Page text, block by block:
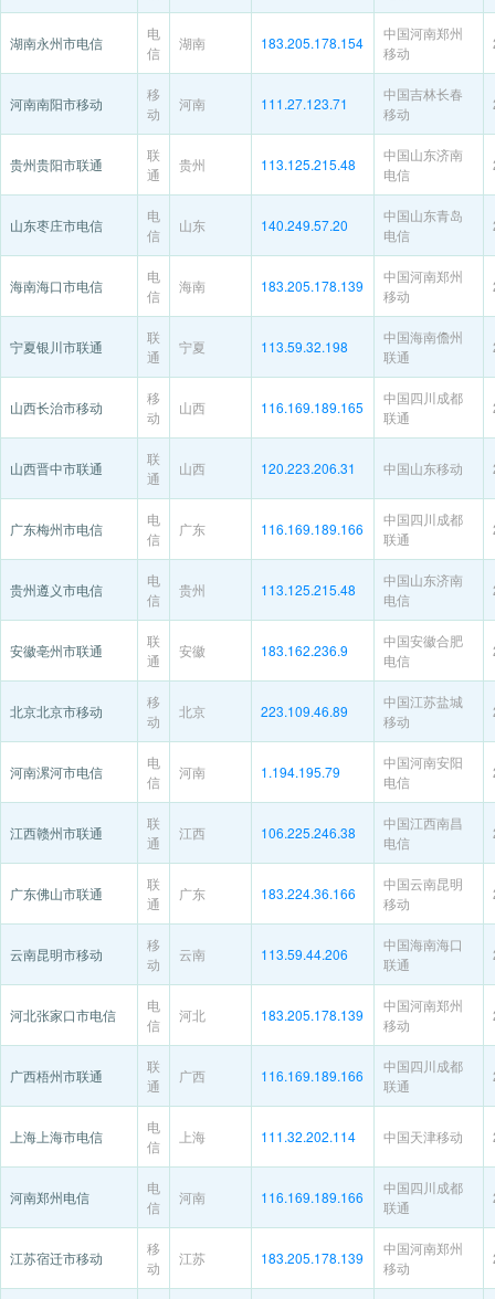
湖南永州市电信
电
信
湖南 183.205.178.154
中国河南郑州
移动
河南南阳市移动
移
动
河南 111.27.123.71
中国吉林长春
移动
贵州贵阳市联通
联
通
贵州 113.125.215.48
中国山东济南
电信
山东枣庄市电信
电
信
山东 140.249.57.20
中国山东青岛
电信
海南海口市电信
电
信
海南 183.205.178.139
中国河南郑州
移动
宁夏银川市联通
联
通
宁夏 113.59.32.198
中国海南儋州
联通
山西长治市移动
移
动
山西 116.169.189.165
中国四川成都
联通
山西晋中市联通
联
通
山西 120.223.206.31 中国山东移动
广东梅州市电信
电
信
广东 116.169.189.166
中国四川成都
联通
贵州遵义市电信
电
信
贵州 113.125.215.48
中国山东济南
电信
安徽亳州市联通
联
通
安徽 183.162.236.9
中国安徽合肥
电信
北京北京市移动
移
动
北京 223.109.46.89
中国江苏盐城
移动
河南漯河市电信
电
信
河南 1.194.195.79
中国河南安阳
电信
江西赣州市联通
联
通
江西 106.225.246.38
中国江西南昌
电信
广东佛山市联通
联
通
广东 183.224.36.166
中国云南昆明
移动
云南昆明市移动
移
动
云南 113.59.44.206
中国海南海口
联通
河北张家口市电信
电
信
河北 183.205.178.139
中国河南郑州
移动
广西梧州市联通
联
通
广西 116.169.189.166
中国四川成都
联通
上海上海市电信
电
信
上海 111.32.202.114 中国天津移动
河南郑州电信
电
信
河南 116.169.189.166
中国四川成都
联通
江苏宿迁市移动
移
动
江苏 183.205.178.139
中国河南郑州
移动